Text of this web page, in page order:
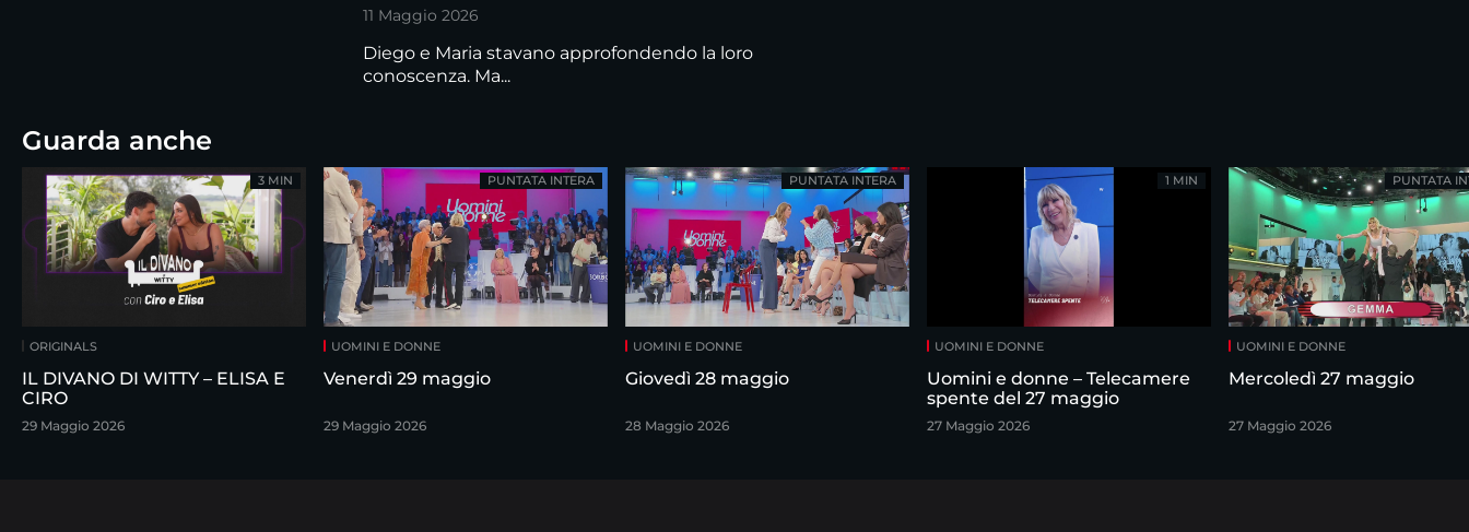
11 Maggio 2026
Diego e Maria stavano approfondendo la loro
conoscenza. Ma...
Guarda anche
ORIGINALS
IL DIVANO DI WITTY – ELISA E
CIRO
29 Maggio 2026
3 MIN
UOMINI E DONNE
Venerdì 29 maggio
29 Maggio 2026
PUNTATA INTERA
UOMINI E DONNE
Giovedì 28 maggio
28 Maggio 2026
PUNTATA INTERA
UOMINI E DONNE
Uomini e donne – Telecamere
spente del 27 maggio
27 Maggio 2026
1 MIN
UOMINI E DONNE
Mercoledì 27 maggio
27 Maggio 2026
PUNTATA